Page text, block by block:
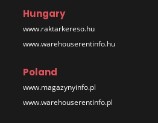
Hungary
www.raktarkereso.hu
www.warehouserentinfo.hu
Poland
www.magazynyinfo.pl
www.warehouserentinfo.pl